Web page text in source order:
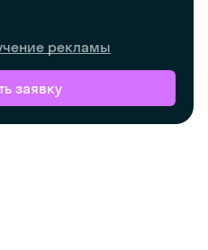
рекламы
заявку